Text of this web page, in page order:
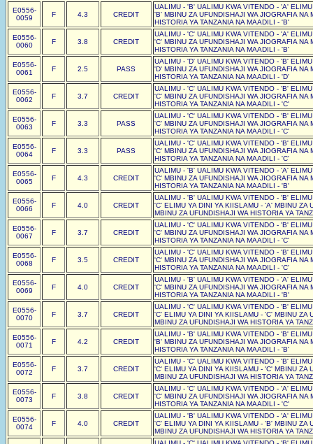
E0556-
0059
F 4.3 CREDIT
UALIMU - 'B' UALIMU KWA VITENDO - 'A'
'B' MBINU ZA UFUNDISHAJI WA JIOGRAFIA NA
HISTORIA YA TANZANIA NA MAADILI - 'B'
E0556-
0060
F 3.8 CREDIT
UALIMU - 'C' UALIMU KWA VITENDO - 'A'
'C' MBINU ZA UFUNDISHAJI WA JIOGRAFIA NA
HISTORIA YA TANZANIA NA MAADILI - 'B'
E0556-
0061
F 2.5 PASS
UALIMU - 'D' UALIMU KWA VITENDO - 'B'
'D' MBINU ZA UFUNDISHAJI WA JIOGRAFIA NA
HISTORIA YA TANZANIA NA MAADILI - 'D'
E0556-
0062
F 3.7 CREDIT
UALIMU - 'C' UALIMU KWA VITENDO - 'B'
'C' MBINU ZA UFUNDISHAJI WA JIOGRAFIA NA
HISTORIA YA TANZANIA NA MAADILI - 'C'
E0556-
0063
F 3.3 PASS
UALIMU - 'C' UALIMU KWA VITENDO - 'B'
'C' MBINU ZA UFUNDISHAJI WA JIOGRAFIA NA
HISTORIA YA TANZANIA NA MAADILI - 'C'
E0556-
0064
F 3.3 PASS
UALIMU - 'C' UALIMU KWA VITENDO - 'B'
'C' MBINU ZA UFUNDISHAJI WA JIOGRAFIA NA
HISTORIA YA TANZANIA NA MAADILI - 'C'
E0556-
0065
F 4.3 CREDIT
UALIMU - 'B' UALIMU KWA VITENDO - 'A'
'C' MBINU ZA UFUNDISHAJI WA JIOGRAFIA NA
HISTORIA YA TANZANIA NA MAADILI - 'B'
E0556-
0066
F 4.0 CREDIT
UALIMU - 'B' UALIMU KWA VITENDO - 'B'
'C' ELIMU YA DINI YA KIISLAMU - 'A' MBINU ZA
MBINU ZA UFUNDISHAJI WA HISTORIA YA
E0556-
0067
F 3.7 CREDIT
UALIMU - 'C' UALIMU KWA VITENDO - 'B'
'C' MBINU ZA UFUNDISHAJI WA JIOGRAFIA NA
HISTORIA YA TANZANIA NA MAADILI - 'C'
E0556-
0068
F 3.5 CREDIT
UALIMU - 'C' UALIMU KWA VITENDO - 'B'
'C' MBINU ZA UFUNDISHAJI WA JIOGRAFIA NA
HISTORIA YA TANZANIA NA MAADILI - 'C'
E0556-
0069
F 4.0 CREDIT
UALIMU - 'B' UALIMU KWA VITENDO - 'A'
'C' MBINU ZA UFUNDISHAJI WA JIOGRAFIA NA
HISTORIA YA TANZANIA NA MAADILI - 'B'
E0556-
0070
F 3.7 CREDIT
UALIMU - 'C' UALIMU KWA VITENDO - 'B'
'C' ELIMU YA DINI YA KIISLAMU - 'C' MBINU ZA
MBINU ZA UFUNDISHAJI WA HISTORIA YA
E0556-
0071
F 4.2 CREDIT
UALIMU - 'B' UALIMU KWA VITENDO - 'B'
'B' MBINU ZA UFUNDISHAJI WA JIOGRAFIA NA
HISTORIA YA TANZANIA NA MAADILI - 'B'
E0556-
0072
F 3.7 CREDIT
UALIMU - 'C' UALIMU KWA VITENDO - 'B'
'C' ELIMU YA DINI YA KIISLAMU - 'C' MBINU ZA
MBINU ZA UFUNDISHAJI WA HISTORIA YA
E0556-
0073
F 3.8 CREDIT
UALIMU - 'C' UALIMU KWA VITENDO - 'A'
'C' MBINU ZA UFUNDISHAJI WA JIOGRAFIA NA
HISTORIA YA TANZANIA NA MAADILI - 'C'
E0556-
0074
F 4.0 CREDIT
UALIMU - 'B' UALIMU KWA VITENDO - 'A'
'C' ELIMU YA DINI YA KIISLAMU - 'B' MBINU ZA
MBINU ZA UFUNDISHAJI WA HISTORIA YA